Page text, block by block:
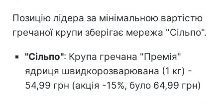
Позицію лідера за мінімальною вартістю
гречаної крупи зберігає мережа "Сільпо".
"Сільпо": Крупа гречана "Премія"
ядриця швидкорозварювана (1 кг) -
54,99 грн (акція -15%, було 64,99 грн)